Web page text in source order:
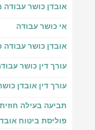
אובדן כושר עבודה
אי כושר עבודה
אובדן כושר עבודה
עורך דין כושר
עורך דין אובדן
תביעה בעילה
פוליסת ביטוח